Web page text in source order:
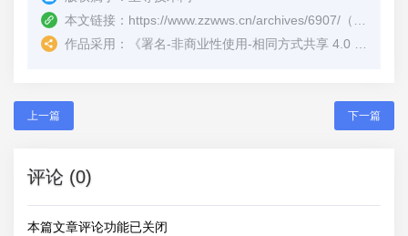
本文链接： https://www.zzwws.cn/archives/6907/ （转载时请注明本文出处及文章链接）
作品采用：
《署名-非商业性使用-相同方式共享 4.0 国际 (CC BY-NC-SA 4.0)
上一篇 下一篇
评论 (0)
本篇文章评论功能已关闭